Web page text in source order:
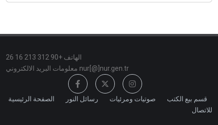
الهاتف +90 312 213 16 26
معلومات البريد الالكتروني nur[@]nur.gen.tr
الصفحة الرئيسية رسائل النور صوتيات ومرئيات
قسم بيع الكتب
للاتصال